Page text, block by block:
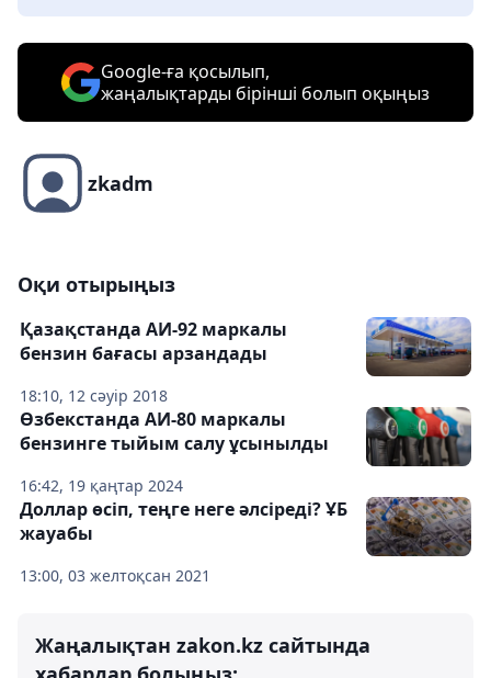
Google-ға қосылып,
жаңалықтарды бірінші болып оқыңыз
zkadm
Оқи отырыңыз
18:10, 12 сәуір 2018
Қазақстанда АИ-92 маркалы
бензин бағасы арзандады
16:42, 19 қаңтар 2024
Өзбекстанда АИ-80 маркалы
бензинге тыйым салу ұсынылды
13:00, 03 желтоқсан 2021
Доллар өсіп, теңге неге әлсіреді? ҰБ
жауабы
Жаңалықтан zakon.kz сайтында